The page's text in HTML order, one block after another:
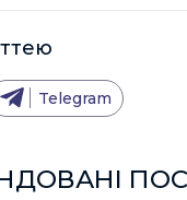
Telegram